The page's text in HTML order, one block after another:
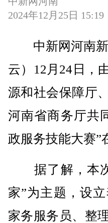
2024年12月25日 15:19
中新网河南新
云）12月24日，
源和社会保障厅
河南省商务厅共
政服务技能大赛”
据了解，本次
家”为主题，设
家务服务员、整